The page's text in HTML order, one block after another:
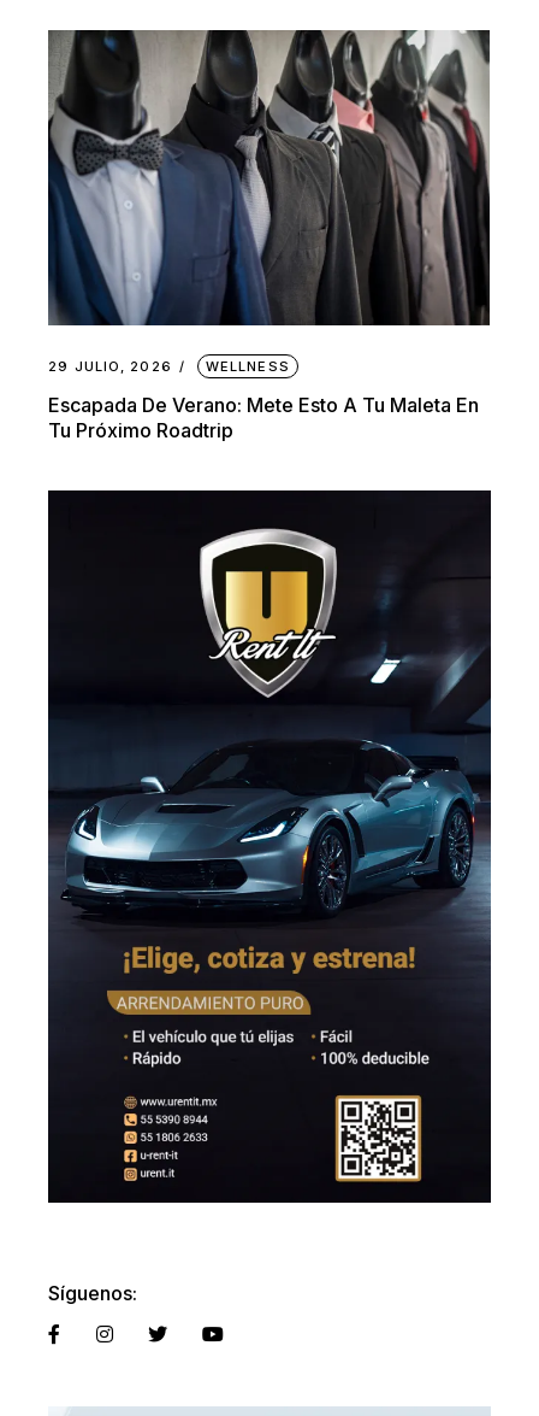
29 JULIO, 2026 WELLNESS
Escapada De Verano: Mete Esto A Tu Maleta En
Tu Próximo Roadtrip
Síguenos: